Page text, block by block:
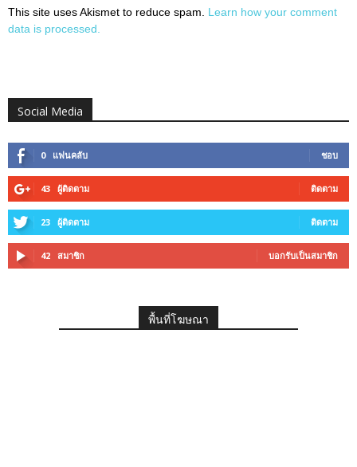
This site uses Akismet to reduce spam. Learn how your comment
data is processed.
Social Media
0 แฟนคลับ ชอบ
43 ผู้ติดตาม ติดตาม
23 ผู้ติดตาม ติดตาม
42 สมาชิก บอกรับเป็นสมาชิก
พื้นที่โฆษณา